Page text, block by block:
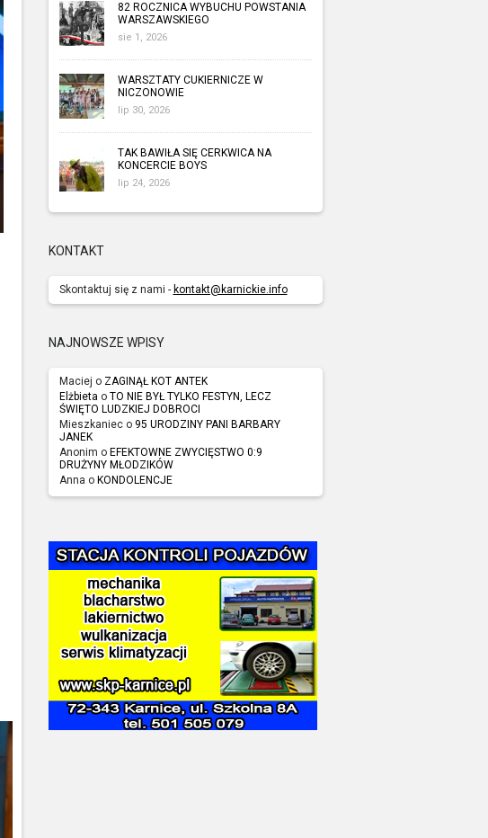
82 ROCZNICA WYBUCHU POWSTANIA
WARSZAWSKIEGO
sie 1, 2026
WARSZTATY CUKIERNICZE W
NICZONOWIE
lip 30, 2026
TAK BAWIŁA SIĘ CERKWICA NA
KONCERCIE BOYS
lip 24, 2026
KONTAKT
Skontaktuj się z nami - kontakt@karnickie.info
NAJNOWSZE WPISY
Maciej o ZAGINĄŁ KOT ANTEK
Elżbieta o TO NIE BYŁ TYLKO FESTYN, LECZ
ŚWIĘTO LUDZKIEJ DOBROCI
Mieszkaniec o 95 URODZINY PANI BARBARY
JANEK
Anonim o EFEKTOWNE ZWYCIĘSTWO 0:9
DRUŻYNY MŁODZIKÓW
Anna o KONDOLENCJE